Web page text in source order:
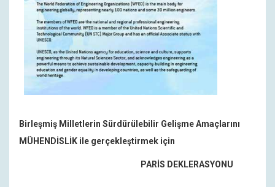
Birleşmiş Milletlerin Sürdürülebilir Gelişme Amaçlarını
MÜHENDİSLİK ile gerçekleştirmek için
PARİS DEKLERASYONU